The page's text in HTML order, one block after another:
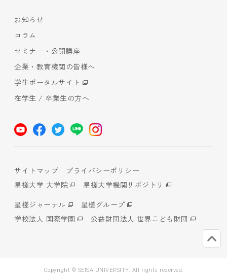
お知らせ
コラム
セミナー・公開講座
企業・教育機関の皆様へ
学生ポータルサイト
在学生 / 卒業生の方へ
サイトマップ
プライバシーポリシー
星槎大学 大学院
星槎大学機関リポジトリ
星槎ジャーナル
星槎グループ
学校法人 国際学園
公益財団法人 世界こども財団
Copyright © SEISA UNIVERSITY. All rights reserved.